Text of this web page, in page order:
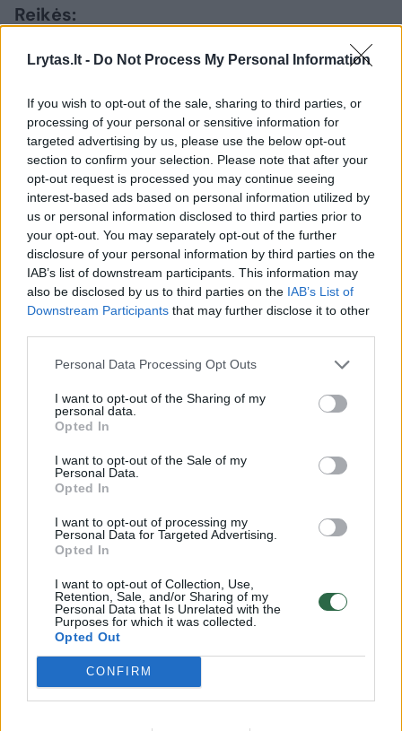
Lrytas.lt - Do Not Process My Personal Information
If you wish to opt-out of the sale, sharing to third parties, or
processing of your personal or sensitive information for
targeted advertising by us, please use the below opt-out
section to confirm your selection. Please note that after your
opt-out request is processed you may continue seeing
interest-based ads based on personal information utilized by
us or personal information disclosed to third parties prior to
your opt-out. You may separately opt-out of the further
disclosure of your personal information by third parties on the
IAB’s list of downstream participants. This information may
also be disclosed by us to third parties on the IAB’s List of
Downstream Participants that may further disclose it to other
Personal Data Processing Opt Outs
I want to opt-out of the Sharing of my
personal data.
Opted In
I want to opt-out of the Sale of my
Personal Data.
Opted In
I want to opt-out of processing my
Personal Data for Targeted Advertising.
Opted In
I want to opt-out of Collection, Use,
Retention, Sale, and/or Sharing of my
Personal Data that Is Unrelated with the
Purposes for which it was collected.
Opted Out
CONFIRM
Reikės:
200 g sūdytos lašišos;
1 agurkas;
2 v. š. kreminio sūrio;
1 v. š. smulkintų žalumynų:
krapai,
svogūnų laiškai;
Žiupsnis druskos;
papuošti;
Šaukšteliai pikantiški pagal poreikį.
Gaminimas:
Lašišą ir agurką supjaustome smulkiais